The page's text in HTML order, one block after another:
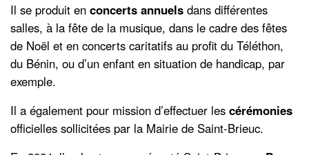
Il se produit en concerts annuels dans différentes
salles, à la fête de la musique, dans le cadre des fêtes
de Noël et en concerts caritatifs au profit du Téléthon,
du Bénin, ou d’un enfant en situation de handicap, par
exemple.
Il a également pour mission d’effectuer les cérémonies
officielles sollicitées par la Mairie de Saint-Brieuc.